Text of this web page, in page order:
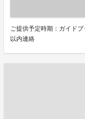
ご提供予定時期：ガイド
以内連絡